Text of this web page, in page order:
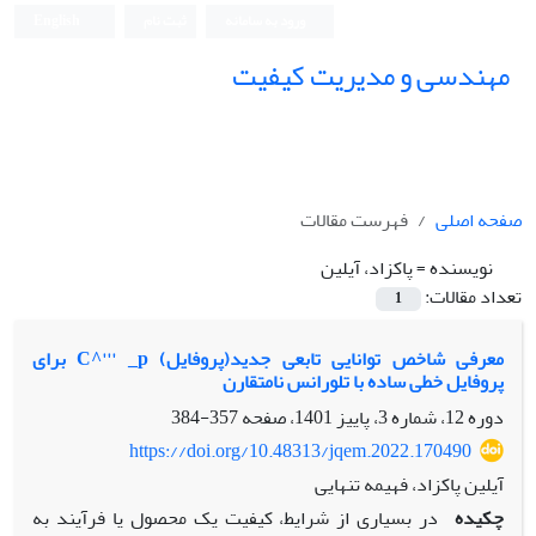
مهندسی و مدیریت کیفیت
صفحه اصلی
فهرست مقالات
نویسنده =پاکزاد، آیلین
تعداد مقالات:
1
معرفی شاخص توانایی تابعی جدید(پروفایل) C^''' _p برای
پروفایل خطی ساده با تلورانس نامتقارن
دوره 12، شماره 3، پاییز 1401، صفحه
357-384
https://doi.org/10.48313/jqem.2022.170490
آیلین پاکزاد، فهیمه تنهایی
چکیده در بسیاری از شرایط، کیفیت یک محصول یا فرآیند به